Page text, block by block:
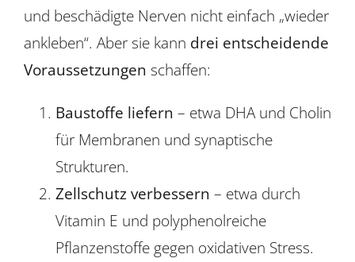
und beschädigte Nerven nicht einfach „wieder
ankleben“. Aber sie kann drei entscheidende
Voraussetzungen schaffen:
Baustoffe liefern – etwa DHA und Cholin
für Membranen und synaptische
Strukturen.
Zellschutz verbessern – etwa durch
Vitamin E und polyphenolreiche
Pflanzenstoffe gegen oxidativen Stress.